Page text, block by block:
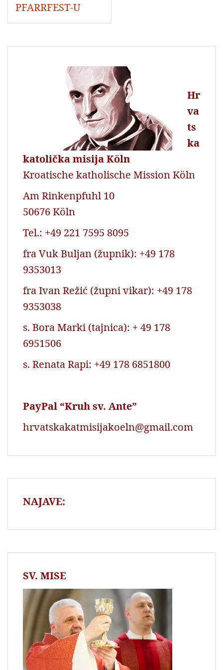
PFARRFEST-U
Hr
va
ts
ka
katolička misija Köln
Kroatische katholische Mission Köln
Am Rinkenpfuhl 10
50676 Köln
Tel.: +49 221 7595 8095
fra Vuk Buljan (župnik): +49 178
9353013
fra Ivan Režić (župni vikar): +49 178
9353038
s. Bora Marki (tajnica): + 49 178
6951506
s. Renata Rapi: +49 178 6851800
PayPal “Kruh sv. Ante”
hrvatskakatmisijakoeln@gmail.com
NAJAVE:
SV. MISE